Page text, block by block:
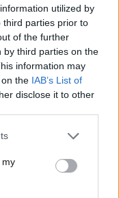
utilized by
third parties prior to
of the further
by third parties on the
information may
the IAB’s List of
disclose it to other
or more Google
You may click to
third-party tags to
in below Google
my
ΕΛΛΑΔΑ 7 λ. πριν